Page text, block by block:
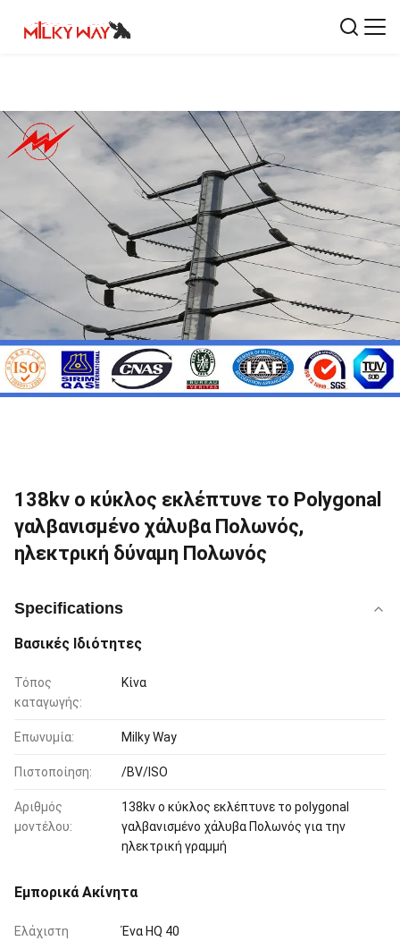
138kv ο κύκλος εκλέπτυνε το Polygonal
γαλβανισμένο χάλυβα Πολωνός,
ηλεκτρική δύναμη Πολωνός
Specifications
Βασικές Ιδιότητες
Τόπος
καταγωγής:
Κίνα
Επωνυμία: Milky Way
Πιστοποίηση: /BV/ISO
Αριθμός
μοντέλου:
138kv ο κύκλος εκλέπτυνε το polygonal
γαλβανισμένο χάλυβα Πολωνός για την
ηλεκτρική γραμμή
Εμπορικά Ακίνητα
Ελάχιστη
Ένα HQ 40